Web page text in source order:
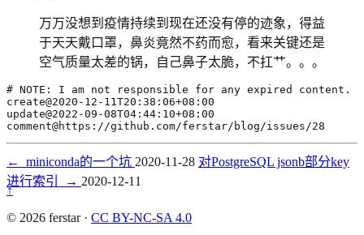
万万没想到疫情持续到现在还没有停的迹象，得益
于天天戴口罩，鼻炎竟然不药而愈，看来关键还是
空气质量太差的锅，自己鼻子太脆，不扛艹。。。
comment@https://github.com/ferstar/blog/issues/28
← miniconda的一个坑 2020-11-28 对PostgreSQL jsonb部分key
进行索引
→ 2020-12-11
↑
© 2026 ferstar · CC BY-NC-SA 4.0